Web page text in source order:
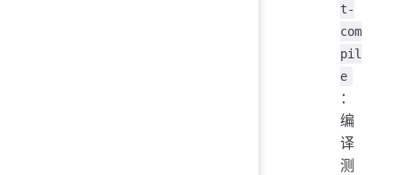
t-
com
pil
e
：
编
译
测